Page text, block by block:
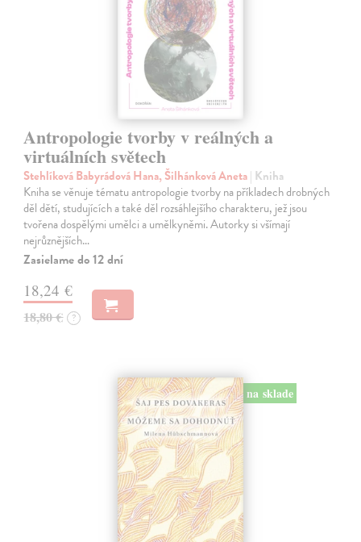
Antropologie tvorby v reálných a
virtuálních světech
Stehlíková Babyrádová Hana, Šilhánková Aneta| Kniha
Kniha se věnuje tématu antropologie tvorby na příkladech drobných
děl dětí, studujících a také děl rozsáhlejšího charakteru, jež jsou
tvořena dospělými umělci a umělkyněmi. Autorky si všímají
nejrůznějších…
Zasielame do 12 dní
18,24 €
18,80 € ?
na sklade